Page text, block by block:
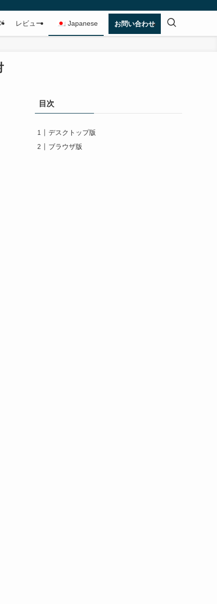
レビュー Japanese お問い合わせ
目次
デスクトップ版
ブラウザ版